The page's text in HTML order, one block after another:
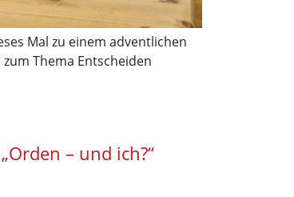
Mal zu einem adventlichen
Thema Entscheiden
– und ich?“